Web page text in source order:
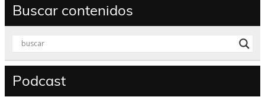
Buscar contenidos
Podcast